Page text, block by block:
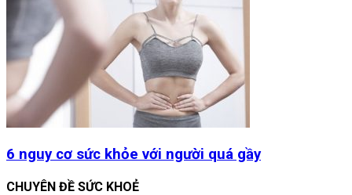
6 nguy cơ sức khỏe với người quá gầy
CHUYÊN ĐỀ SỨC KHOẺ